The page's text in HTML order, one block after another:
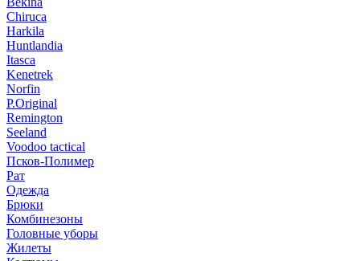
Chiruсa
Harkila
Huntlandia
Itasca
Kenetrek
Norfin
P.Original
Remington
Seeland
Voodoo tactical
Псков-Полимер
Рат
Одежда
Брюки
Комбинезоны
Головные уборы
Жилеты